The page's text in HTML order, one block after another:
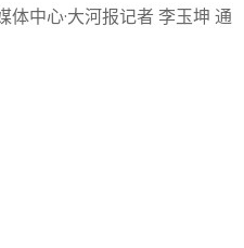
体中心·大河报记者 李玉坤 通